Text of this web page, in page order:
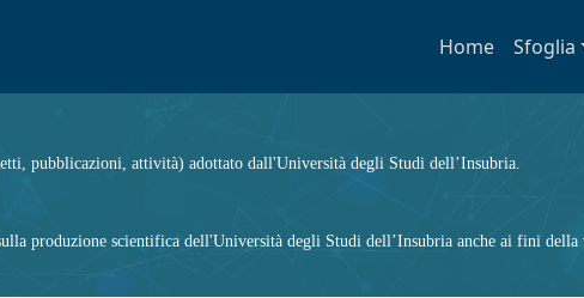
Home Sfoglia
pubblicazioni, attività) adottato dall'Università degli Studi dell’Insubria.
produzione scientifica dell'Università degli Studi dell’Insubria anche ai fini della